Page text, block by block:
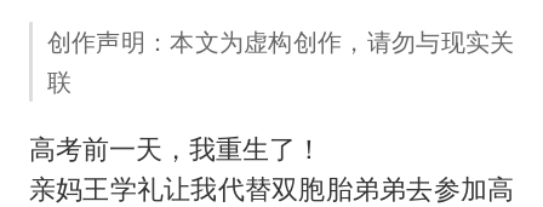
创作声明：本文为虚构创作，请勿与现实关
联
高考前一天，我重生了！
亲妈王学礼让我代替双胞胎弟弟去参加高